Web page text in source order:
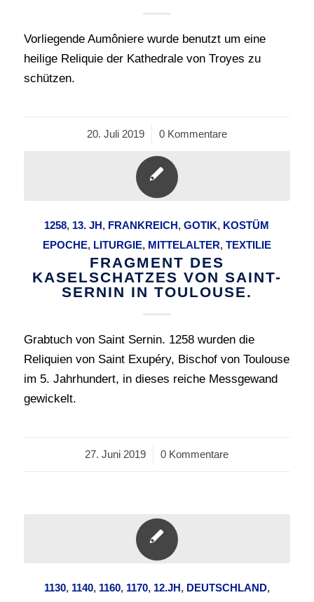
Vorliegende Aumôniere wurde benutzt um eine
heilige Reliquie der Kathedrale von Troyes zu
schützen.
20. Juli 2019
/ 0 Kommentare
1258, 13. JH, FRANKREICH,GOTIK, KOSTÜM
EPOCHE, LITURGIE, MITTELALTER, TEXTILIE
FRAGMENT DES
KASELSCHATZES VON SAINT-
SERNIN IN TOULOUSE.
Grabtuch von Saint Sernin. 1258 wurden die
Reliquien von Saint Exupéry, Bischof von Toulouse
im 5. Jahrhundert, in dieses reiche Messgewand
gewickelt.
27. Juni 2019
/ 0 Kommentare
1130, 1140, 1160, 1170, 12.JH, DEUTSCHLAND,